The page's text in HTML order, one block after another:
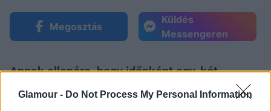
Glamour - Do Not Process My Personal Information
Megosztás
Küldés
Messengeren
Annak ellenére, hogy időnként egy-két
botrány is akad persze, a sztárok többsége
egészen jól viseli, hogy minden lépésüket